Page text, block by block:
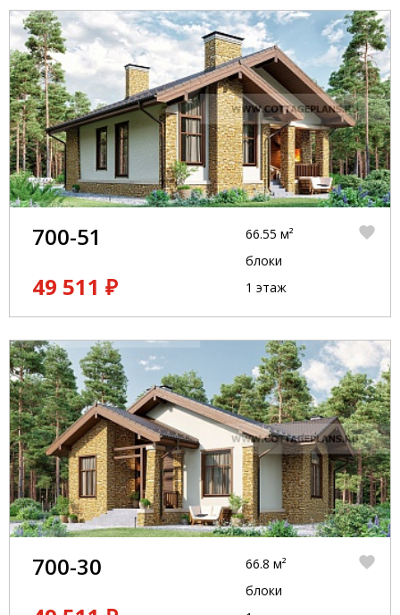
700-51
49 511 ₽
66.55 м²
блоки
1 этаж
700-30
66.8 м²
блоки